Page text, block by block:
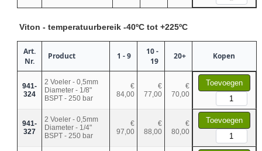
Viton - temperatuurbereik -40ºC tot +225ºC
Art.
Nr.
Product 1 - 9
10 -
19
20+ Kopen
941-
324
2 Voeler - 0,5mm
Diameter - 1/8"
BSPT - 250 bar
€
84,00
€
77,00
€
70,00
Toevoegen
941-
327
2 Voeler - 0,5mm
Diameter - 1/4"
BSPT - 250 bar
€
97,00
€
88,00
€
80,00
Toevoegen